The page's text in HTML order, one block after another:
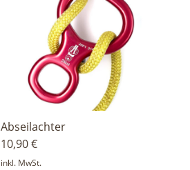
Abseilachter
10,90€
inkl. MwSt.